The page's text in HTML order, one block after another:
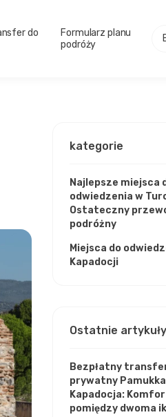
do
Formularz planu
podróży
kategorie
Najlepsze miejsca
odwiedzenia w
Ostateczny
podróżny
Miejsca do
Kapadocji
Ostatnie artykuły
Bezpłatny
prywatny
Kapadocja:
pomiędzy dwoma